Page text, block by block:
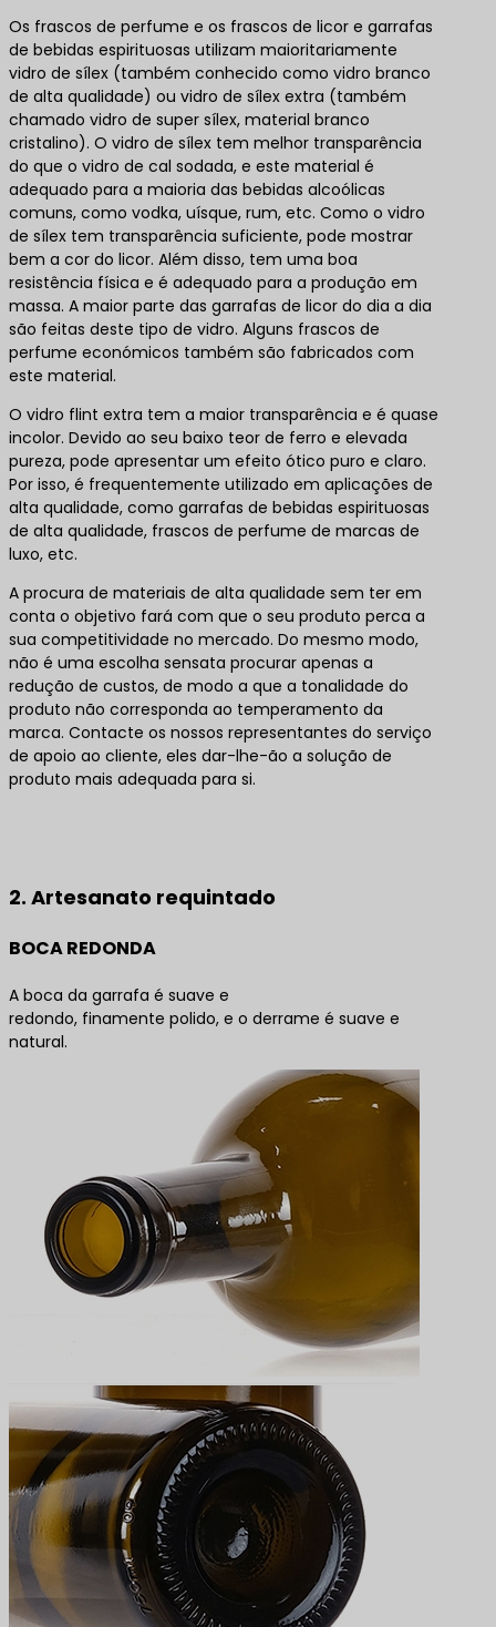
Os frascos de perfume e os frascos de licor e garrafas
de bebidas espirituosas utilizam maioritariamente
vidro de sílex (também conhecido como vidro branco
de alta qualidade) ou vidro de sílex extra (também
chamado vidro de super sílex, material branco
cristalino). O vidro de sílex tem melhor transparência
do que o vidro de cal sodada, e este material é
adequado para a maioria das bebidas alcoólicas
comuns, como vodka, uísque, rum, etc. Como o vidro
de sílex tem transparência suficiente, pode mostrar
bem a cor do licor. Além disso, tem uma boa
resistência física e é adequado para a produção em
massa. A maior parte das garrafas de licor do dia a dia
são feitas deste tipo de vidro. Alguns frascos de
perfume económicos também são fabricados com
este material.
O vidro flint extra tem a maior transparência e é quase
incolor. Devido ao seu baixo teor de ferro e elevada
pureza, pode apresentar um efeito ótico puro e claro.
Por isso, é frequentemente utilizado em aplicações de
alta qualidade, como garrafas de bebidas espirituosas
de alta qualidade, frascos de perfume de marcas de
luxo, etc.
A procura de materiais de alta qualidade sem ter em
conta o objetivo fará com que o seu produto perca a
sua competitividade no mercado. Do mesmo modo,
não é uma escolha sensata procurar apenas a
redução de custos, de modo a que a tonalidade do
produto não corresponda ao temperamento da
marca. Contacte os nossos representantes do serviço
de apoio ao cliente, eles dar-lhe-ão a solução de
produto mais adequada para si.
2. Artesanato requintado
BOCA REDONDA
A boca da garrafa é suave e
redondo, finamente polido, e o derrame é suave e
natural.